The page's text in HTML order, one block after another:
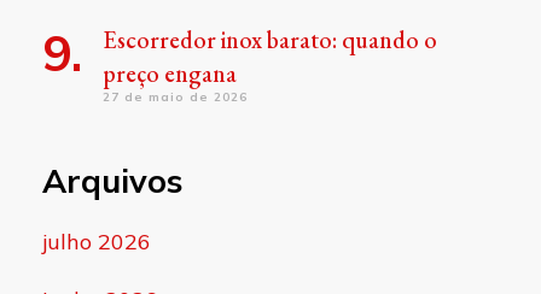
Escorredor inox barato: quando o
preço engana
27 de maio de 2026
Arquivos
julho 2026